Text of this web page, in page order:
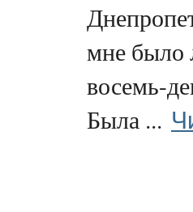
мне было
восемь-
Была ...